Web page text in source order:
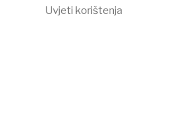
Uvjeti korištenja